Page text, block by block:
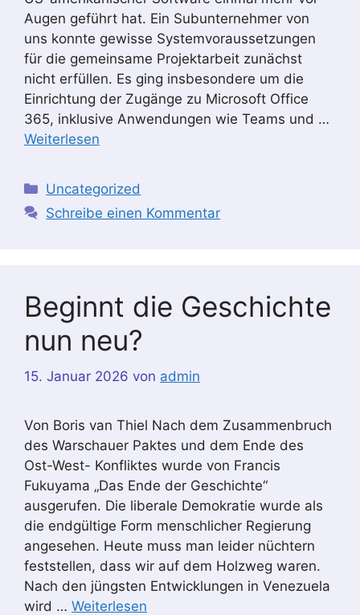
Augen geführt hat. Ein Subunternehmer von
uns konnte gewisse Systemvoraussetzungen
für die gemeinsame Projektarbeit zunächst
nicht erfüllen. Es ging insbesondere um die
Einrichtung der Zugänge zu Microsoft Office
365, inklusive Anwendungen wie Teams und …
Weiterlesen
Kategorien
Uncategorized
Schreibe einen Kommentar
Beginnt die Geschichte
nun neu?
15. Januar 2026 von admin
Von Boris van Thiel Nach dem Zusammenbruch
des Warschauer Paktes und dem Ende des
Ost-West- Konfliktes wurde von Francis
Fukuyama „Das Ende der Geschichte“
ausgerufen. Die liberale Demokratie wurde als
die endgültige Form menschlicher Regierung
angesehen. Heute muss man leider nüchtern
feststellen, dass wir auf dem Holzweg waren.
Nach den jüngsten Entwicklungen in Venezuela
wird … Weiterlesen